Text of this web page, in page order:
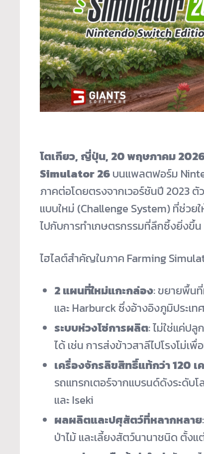
โตเกียว, ญี่ปุ่น, 20 พฤษภาคม
Simulator 26บนแพลตฟอร์ม
ภาคต่อโดยตรงจากเวอร์ชันปี 2023
แบบใหม่ (Challenge System) ที่ช่ว
ไปกับการทำเกษตรกรรมที่ลึกซึ้งยิ่งขึ้น
ไฮไลต์สำคัญในภาค Farming
2 แผนที่ใหม่แกะกล่อง: ขยายพื้น
และ Harburck ซึ่งอ้างอิงภูมิประเท
ระบบห่วงโซ่การผลิต: ไม่ใช่แค่ป
ได้ เช่น การส่งข้าวสาลีไปโรงโม่เพื่
เครื่องจักรลิขสิทธิ์แท้กว่า 120 เ
รถแทรกเตอร์จากแบรนด์ดังระดับโ
และ Iseki
ผลผลิตและปศุสัตว์ที่หลากหลาย
ป่าไม้ และเลี้ยงสัตว์นานาชนิด ตั้งแ